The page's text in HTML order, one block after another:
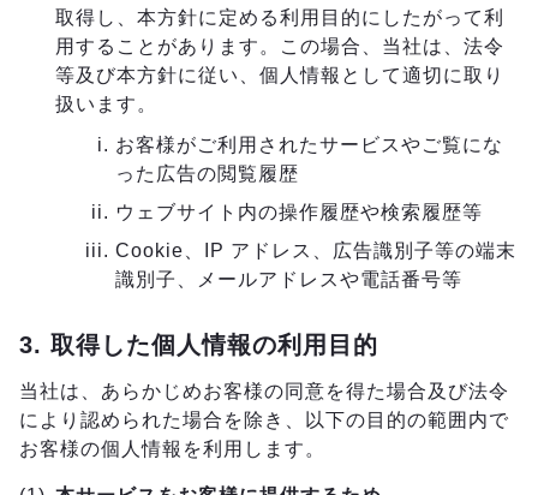
取得し、本方針に定める利用目的にしたがって利
用することがあります。この場合、当社は、法令
等及び本方針に従い、個人情報として適切に取り
扱います。
お客様がご利用されたサービスやご覧にな
った広告の閲覧履歴
ウェブサイト内の操作履歴や検索履歴等
Cookie、IP アドレス、広告識別子等の端末
識別子、メールアドレスや電話番号等
3. 取得した個人情報の利用目的
当社は、あらかじめお客様の同意を得た場合及び法令
により認められた場合を除き、以下の目的の範囲内で
お客様の個人情報を利用します。